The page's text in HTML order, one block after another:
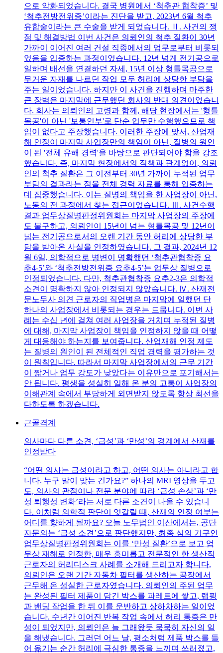
으로 악화되었습니다. 결국 병원에서 ‘척추관 협착증’ 및
‘척추전방전위증’이라는 진단을 받고, 2023년 6월 척추
유합술이라는 큰 수술을 받게 되었습니다. Ⅱ. 사건의 쟁
점 및 해결방법 이번 사건은 의뢰인의 척추 질환이 30년
가까이 이어진 여러 건설 직종에서의 업무로부터 비롯되
었음을 입증하는 과정이었습니다. 12년 넘게 전기공으로
일하며 배선을 연결하던 자세, 15년 이상 형틀목공으로
무거운 자재를 나르던 작업 모두 허리에 상당한 부담을
주는 일이었습니다. 하지만 이 사건을 진행하며 마주한
큰 장벽은 마지막에 근무했던 회사의 반대 의견이었습니
다. 회사는 의뢰인의 고령과 함께, 해당 현장에서는 '형틀
목공'이 아닌 '보통인부'로 단순 업무만 수행했으므로 책
임이 없다고 주장했습니다. 이러한 주장에 맞서, 산업재
해 인정이 마지막 사업장만의 책임이 아닌, 질병의 원인
이 된 '전체 유해 경력'을 바탕으로 판단되어야 함을 강조
했습니다. 즉, 마지막 현장에서의 직책과 관계없이, 의뢰
인의 척추 질환은 그 이전부터 30년 가까이 누적된 업무
부담의 결과라는 점을 전체 경력 자료를 통해 입증하는
데 집중했습니다. 이는 질병의 책임을 한 사업장이 아닌,
노동의 전 과정에서 찾는 접근이었습니다. Ⅲ. 사건수행
결과 업무상질병판정위원회는 마지막 사업장의 주장에
도 불구하고, 의뢰인이 15년이 넘는 형틀목공 및 12년이
넘는 전기공으로서의 오랜 기간 동안 허리에 상당한 부
담을 받아온 사실을 인정하였습니다. 그 결과, 2024년 12
월 6일, 의학적으로 병변이 명확했던 ‘척추관협착증 요
추4-5’와 ‘척추전방전위증 요추4-5’는 업무상 질병으로
인정되었습니다. 다만, 척추관협착증 요추2-3은 의학적
소견이 명확하지 않아 인정되지 않았습니다. Ⅳ. 산재전
문노무사 의견 근로자의 직업병은 마지막에 일했던 단
하나의 사업장에서 비롯되는 경우는 드뭅니다. 이번 사
례는 수십 년에 걸쳐 여러 사업장을 거치며 누적된 질병
에 대해, 마지막 사업장이 책임을 인정하지 않을 때 어떻
게 대응해야 하는지를 보여줍니다. 산업재해 인정 제도
는 질병의 원인이 된 전체적인 직업 경력을 평가하는 것
이 원칙입니다. 따라서 마지막 사업장에서의 근무 기간
이 짧거나 업무 강도가 낮았다는 이유만으로 포기해서는
안 됩니다. 평생을 성실히 일해 온 분의 고통이 사업장의
이해관계 속에서 부당하게 외면받지 않도록 항상 최선을
다하도록 하겠습니다.
근골격계
의사마다 다른 소견, ‘급성’과 ‘만성’의 경계에서 산재를
인정받다
“어떤 의사는 급성이라고 하고, 어떤 의사는 아니라고 합
니다. 누구 말이 맞는 건가요?” 하나의 MRI 영상을 두고
도, 의사의 관점이나 전문 분야에 따라 ‘급성 손상’과 ‘만
성 퇴행성 변화’라는 서로 다른 소견이 나올 수 있습니
다. 이처럼 의학적 판단이 엇갈릴 때, 산재의 인정 여부는
어디를 향하게 될까요? 오늘 노무법인 이산에서는, 공단
자문의는 ‘급성 소견’으로 판단했지만, 최종 심의 기구인
업무상질병판정위원회는 이를 ‘만성 질환’으로 보고 업
무상 재해로 인정한, 매우 흥미롭고 전문적인 한 생산직
근로자의 허리디스크 사례를 소개해 드리고자 합니다.
의뢰인은 오랜 기간 자동차 필터를 생산하는 공장에서
근무해 온 성실한 근로자였습니다. 의뢰인의 주된 업무
는 완성된 필터 제품이 담긴 박스를 파레트에 쌓고, 랩핑
과 밴딩 작업을 한 뒤 이를 운반하고 상하차하는 일이었
습니다. 수년간 이어진 반복 작업 속에서 허리 통증은 만
성이 되었지만, 의뢰인은 늘 그래왔듯 묵묵히 자신의 일
을 해냈습니다. 그러던 어느 날, 평소처럼 제품 박스를 들
어 옮기는 순간 허리에 극심한 통증을 느끼며 쓰러졌고,